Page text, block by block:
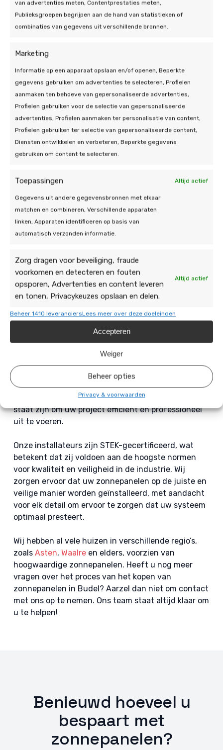
van advertenties meten, Contentprestaties meten,
Publieksgroepen begrijpen aan de hand van statistieken of
combinaties van gegevens uit verschillende bronnen.
Marketing
Informatie op een apparaat opslaan en/of openen, Beperkte
gegevens gebruiken om advertenties te selecteren, Profielen
aanmaken ten behoeve van gepersonaliseerde advertenties,
Profielen gebruiken voor de selectie van gepersonaliseerde
advertenties, Profielen aanmaken ter personalisatie van content,
Profielen gebruiken ter selectie van gepersonaliseerde content,
Diensten ontwikkelen en verbeteren, Beperkte gegevens
gebruiken om content te selecteren.
Toepassingen Altijd actief
Gegevens uit andere gegevensbronnen met elkaar
matchen en combineren, Verschillende apparaten
linken, Apparaten identificeren op basis van
automatisch verzonden informatie.
Zorg dragen voor beveiliging, fraude
voorkomen en detecteren en fouten
opsporen, Advertenties en content leveren
en tonen, Privacykeuzes opslaan en delen.
Altijd actief
Beheer 1410 leveranciersLees meer over deze doeleinden
Accepteren
Weiger
Beheer opties
Privacy & voorwaarden
zonnepanelen, begrijpen wij dat u graag
duidelijkheid wilt over de kosten en het rendement
van deze investering. Daarom kunt u bij ons een
u gedetailleerde informatie over het te verwachten
rendement, de installatieprocedure, potentiële
besparingen, de opbrengst van de panelen en
beschikbare financiële opties. Bovendien nodigen
we u graag uit voor een vrijblijvend adviesgesprek,
waarbij onze ervaren zonnepanelen installateur u
persoonlijk zal adviseren over welke panelen het
beste bij uw specifieke situatie passen. Bij De
Duurzame Jongens streven we ernaar om u een
uw vragen te beantwoorden en u te voorzien van
het advies dat u nodig heeft om de juiste keuze te
maken voor uw energiebehoeften.
Ervaren zonnepanelen
installateur in Budel
Budel staan wij bekend om onze expertise en
toewijding aan het leveren van hoogwaardige
klanten. Ons team van gecertificeerde installateurs
beschikt over jarenlange ervaring en diepgaande
kennis van zonne-energiesystemen, waardoor wij in
staat zijn om uw project efficiënt en professioneel
uit te voeren.
Onze installateurs zijn STEK-gecertificeerd, wat
betekent dat zij voldoen aan de hoogste normen
voor kwaliteit en veiligheid in de industrie. Wij
zorgen ervoor dat uw zonnepanelen op de juiste en
veilige manier worden geïnstalleerd, met aandacht
voor elk detail om ervoor te zorgen dat uw systeem
optimaal presteert.
Wij hebben al vele huizen in verschillende regio’s,
zoals Asten, Waalreen elders, voorzien van
hoogwaardige zonnepanelen. Heeft u nog meer
vragen over het proces van het kopen van
zonnepanelen in Budel? Aarzel dan niet om contact
met ons op te nemen. Ons team staat altijd klaar om
u te helpen!
Benieuwd hoeveel u
bespaart met
zonnepanelen?